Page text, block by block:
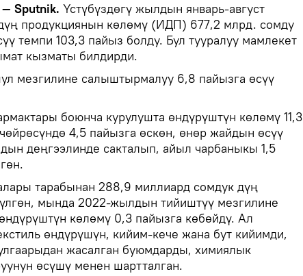
Sputnik. Үстүбүздөгү жылдын январь-август
продукциянын көлөмү (ИДП) 677,2 млрд. сомду
темпи 103,3 пайыз болду. Бул тууралуу мамлекет
кызматы билдирди.
мезгилине салыштырмалуу 6,8 пайызга өсүү
боюнча курулушта өндүрүштүн көлөмү 11,3
4,5 пайызга өскөн, өнөр жайдын өсүү
деңгээлинде сакталып, айыл чарбаныкы 1,5
тарабынан 288,9 миллиард сомдук дүң
мында 2022-жылдын тийиштүү мезгилине
көлөмү 0,3 пайызга көбөйдү. Ал
өндүрүшүн, кийим-кече жана бут кийимди,
жасалган буюмдарды, химиялык
өсүшү менен шартталган.